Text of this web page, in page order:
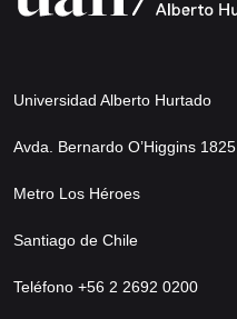
Universidad Alberto Hurtado
Avda. Bernardo O’Higgins 1825
Metro Los Héroes
Santiago de Chile
Teléfono +56 2 2692 0200